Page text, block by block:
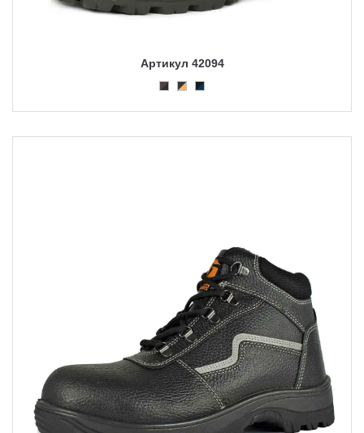
Артикул 42094